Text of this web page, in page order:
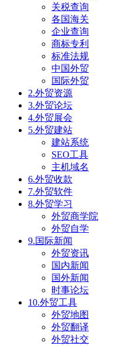
关税查询
各国海关
企业查询
商标专利
标准法规
中国外贸
国际外贸
2.外贸资源
3.外贸论坛
4.外贸展会
5.外贸建站
建站系统
SEO工具
主机域名
6.外贸收款
7.外贸软件
8.外贸学习
外贸商学院
外贸自学
9.国际新闻
外贸资讯
国内新闻
国外新闻
时事论坛
10.外贸工具
外贸地图
外贸翻译
外贸社交